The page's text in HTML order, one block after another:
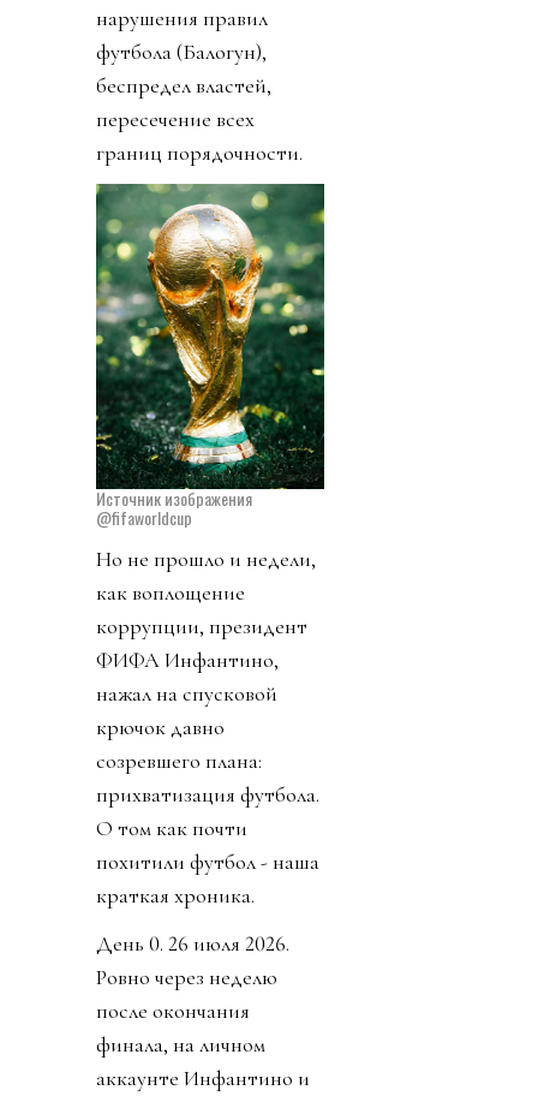
нарушения правил
футбола (Балогун),
беспредел властей,
пересечение всех
границ порядочности.
Источник изображения
@fifaworldcup
Но не прошло и недели,
как воплощение
коррупции, президент
ФИФА Инфантино,
нажал на спусковой
крючок давно
созревшего плана:
прихватизация футбола.
О том как почти
похитили футбол - наша
краткая хроника.
День 0. 26 июля 2026.
Ровно через неделю
после окончания
финала, на личном
аккаунте Инфантино и